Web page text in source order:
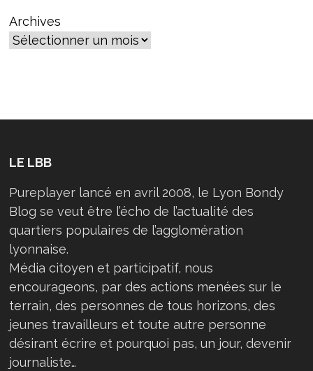
Archives
LE LBB
Pureplayer lancé en avril 2008, le Lyon Bondy
Blog se veut être l’écho de l’actualité des
quartiers populaires de l’agglomération
lyonnaise.
Média citoyen et participatif, nous
encourageons, par des actions menées sur le
terrain, des personnes de tous horizons, des
jeunes travailleurs et toute autre personne
désirant écrire et pourquoi pas, un jour, devenir
journaliste…